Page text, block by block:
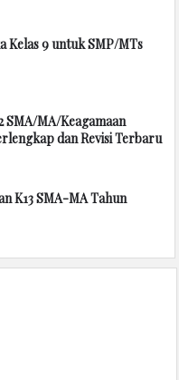
9 untuk SMP/MTs
SMA/MA/Keagamaan
dan Revisi Terbaru
K13 SMA-MA Tahun